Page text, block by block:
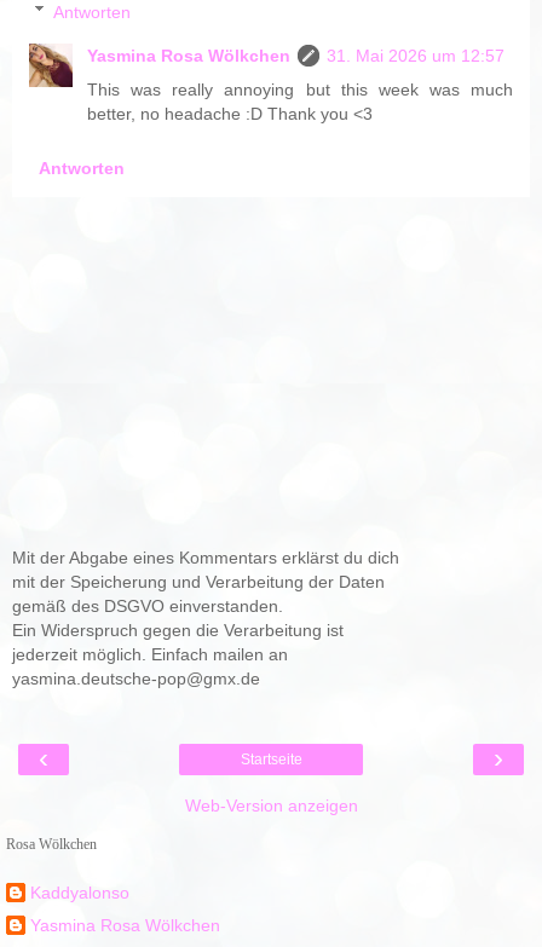
Antworten
Yasmina Rosa Wölkchen
31. Mai 2026 um 12:57
This was really annoying but this week was much
better, no headache :D Thank you <3
Antworten
Mit der Abgabe eines Kommentars erklärst du dich
mit der Speicherung und Verarbeitung der Daten
gemäß des DSGVO einverstanden.
Ein Widerspruch gegen die Verarbeitung ist
jederzeit möglich. Einfach mailen an
yasmina.deutsche-pop@gmx.de
‹ ›
Startseite
Web-Version anzeigen
Rosa Wölkchen
Kaddyalonso
Yasmina Rosa Wölkchen